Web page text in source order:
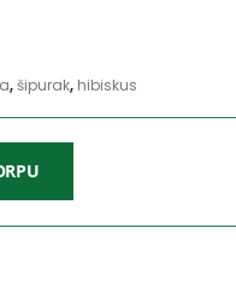
,šipurak, hibiskus